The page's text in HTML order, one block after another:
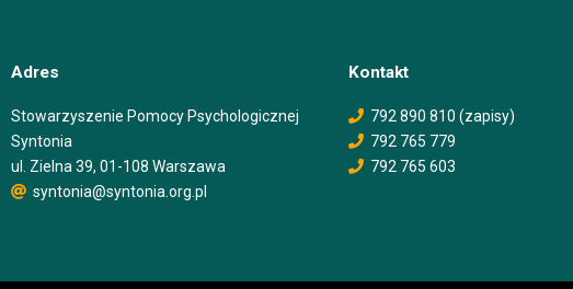
Adres
Stowarzyszenie Pomocy Psychologicznej
Syntonia
ul. Zielna 39, 01-108 Warszawa
syntonia@syntonia.org.pl
Kontakt
792 890 810 (zapisy)
792 765 779
792 765 603